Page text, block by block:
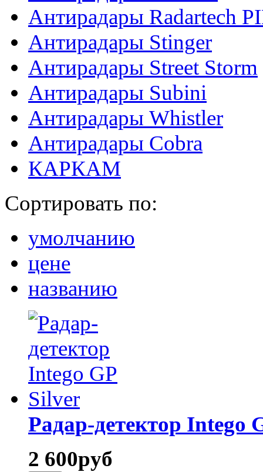
Антирадары Radartech
Антирадары Stinger
Антирадары Street Storm
Антирадары Subini
Антирадары Whistler
Антирадары Сobra
КАРКАМ
Сортировать по:
умолчанию
цене
названию
Радар-детектор Intego
2 600руб